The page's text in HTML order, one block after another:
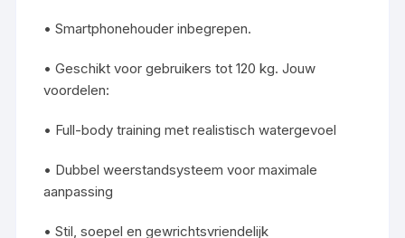
• Smartphonehouder inbegrepen.
• Geschikt voor gebruikers tot 120 kg. Jouw
voordelen:
• Full-body training met realistisch watergevoel
• Dubbel weerstandsysteem voor maximale
aanpassing
• Stil, soepel en gewrichtsvriendelijk